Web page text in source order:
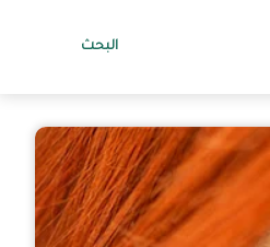
البحث